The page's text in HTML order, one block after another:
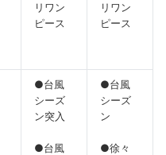
リワン
ピース
リワン
ピース
●台風
シーズ
ン突入
●台風
●台風
シーズ
ン
●徐々